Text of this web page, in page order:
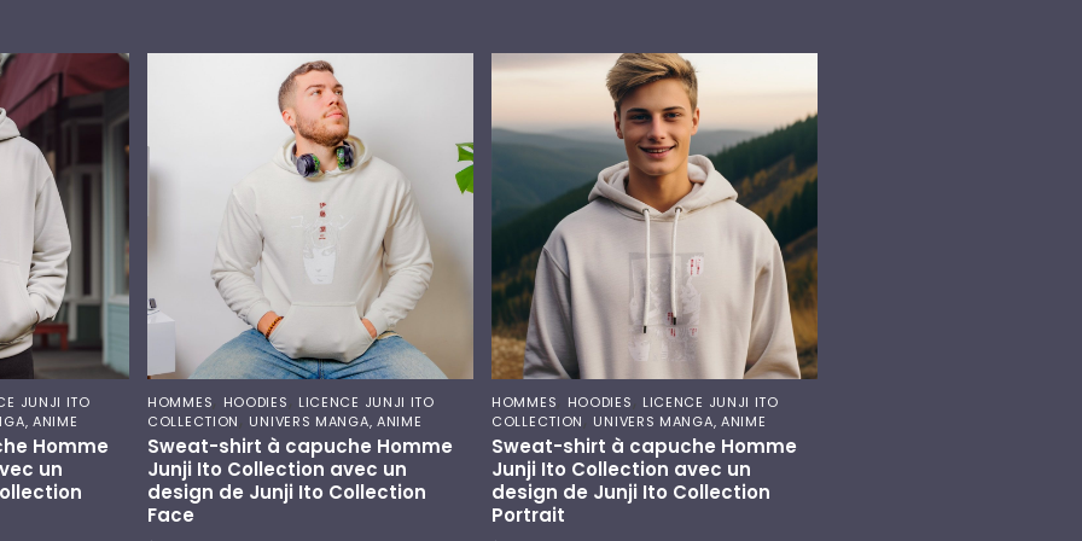
JUNJI ITO
ANIME
Homme
un
HOMMES, HOODIES, LICENCE JUNJI ITO
COLLECTION, UNIVERS MANGA, ANIME
Sweat-shirt à capuche Homme
Junji Ito Collection avec un
design de Junji Ito Collection
Face
HOMMES, HOODIES, LICENCE JUNJI ITO
COLLECTION, UNIVERS MANGA, ANIME
Sweat-shirt à capuche Homme
Junji Ito Collection avec un
design de Junji Ito Collection
Portrait